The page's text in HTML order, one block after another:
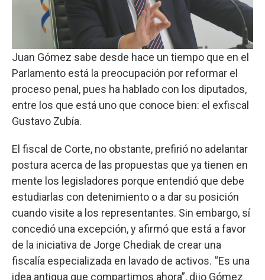
Juan Gómez sabe desde hace un tiempo que en el
Parlamento está la preocupación por reformar el
proceso penal, pues ha hablado con los diputados,
entre los que está uno que conoce bien: el exfiscal
Gustavo Zubía.
El fiscal de Corte, no obstante, prefirió no adelantar
postura acerca de las propuestas que ya tienen en
mente los legisladores porque entendió que debe
estudiarlas con detenimiento o a dar su posición
cuando visite a los representantes. Sin embargo, sí
concedió una excepción, y afirmó que está a favor
de la iniciativa de Jorge Chediak de crear una
fiscalía especializada en lavado de activos. “Es una
idea antigua que compartimos ahora”, dijo Gómez